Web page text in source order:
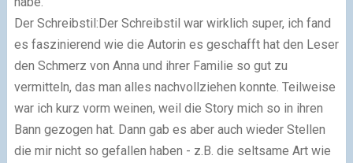
Der Schreibstil:Der Schreibstil war wirklich super, ich fand
es faszinierend wie die Autorin es geschafft hat den Leser
den Schmerz von Anna und ihrer Familie so gut zu
vermitteln, das man alles nachvollziehen konnte. Teilweise
war ich kurz vorm weinen, weil die Story mich so in ihren
Bann gezogen hat. Dann gab es aber auch wieder Stellen
die mir nicht so gefallen haben - z.B. die seltsame Art wie